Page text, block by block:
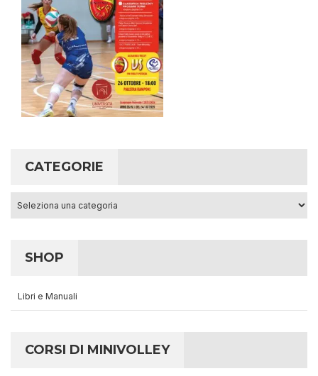
CATEGORIE
SHOP
Libri e Manuali
CORSI DI MINIVOLLEY